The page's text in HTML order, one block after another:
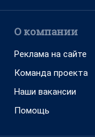
О компании
Реклама на сайте
Команда проекта
Наши вакансии
Помощь